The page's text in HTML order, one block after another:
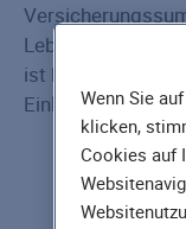
ist besonders für
Einkommen
Wenn Sie
klicken,
Cookies auf